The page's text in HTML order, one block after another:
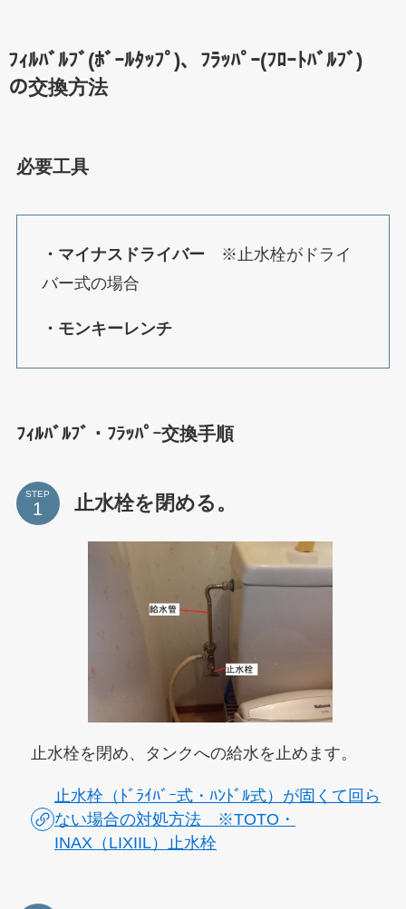
ﾌｨﾙﾊﾞﾙﾌﾞ(ﾎﾞｰﾙﾀｯﾌﾟ)、ﾌﾗｯﾊﾟｰ(ﾌﾛｰﾄﾊﾞﾙﾌﾞ)
の交換方法
必要工具
・マイナスドライバー
※止水栓がドライ
バー式の場合
・モンキーレンチ
ﾌｨﾙﾊﾞﾙﾌﾞ・ﾌﾗｯﾊﾟｰ交換手順
STEP 止水栓を閉める。
止水栓を閉め、タンクへの給水を止めます。
止水栓（ﾄﾞﾗｲﾊﾞｰ式・ﾊﾝﾄﾞﾙ式）が固くて回ら
ない場合の対処方法 ※TOTO・
INAX（LIXIIL）止水栓